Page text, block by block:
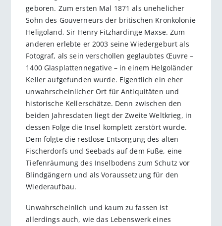
geboren. Zum ersten Mal 1871 als unehelicher
Sohn des Gouverneurs der britischen Kronkolonie
Heligoland, Sir Henry Fitzhardinge Maxse. Zum
anderen erlebte er 2003 seine Wiedergeburt als
Fotograf, als sein verschollen geglaubtes Œuvre –
1400 Glasplattennegative – in einem Helgoländer
Keller aufgefunden wurde. Eigentlich ein eher
unwahrscheinlicher Ort für Antiquitäten und
historische Kellerschätze. Denn zwischen den
beiden Jahresdaten liegt der Zweite Weltkrieg, in
dessen Folge die Insel komplett zerstört wurde.
Dem folgte die restlose Entsorgung des alten
Fischerdorfs und Seebads auf dem Fuße, eine
Tiefenräumung des Inselbodens zum Schutz vor
Blindgängern und als Voraussetzung für den
Wiederaufbau.
Unwahrscheinlich und kaum zu fassen ist
allerdings auch, wie das Lebenswerk eines